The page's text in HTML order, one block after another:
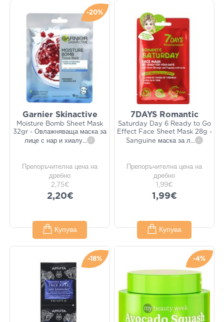
-20%
Garnier Skinactive
Moisture Bomb Sheet Mask
32gr - Овлажняваща маска за
лице с нар и хиалу... i
Препоръчителна цена на
дребно
2,75€
2,20€
Купува
7DAYS Romantic
Saturday Day 6 Ready to Go
Effect Face Sheet Mask 28g -
Sanguine маска за л... i
Препоръчителна цена на
дребно
1,99€
1,99€
Купува
-18% -4%